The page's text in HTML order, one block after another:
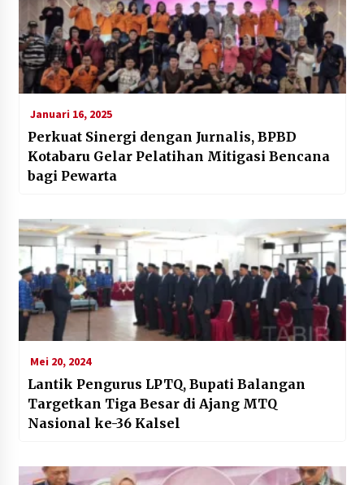
Januari 16, 2025
Perkuat Sinergi dengan Jurnalis, BPBD
Kotabaru Gelar Pelatihan Mitigasi Bencana
bagi Pewarta
Mei 20, 2024
Lantik Pengurus LPTQ, Bupati Balangan
Targetkan Tiga Besar di Ajang MTQ
Nasional ke-36 Kalsel